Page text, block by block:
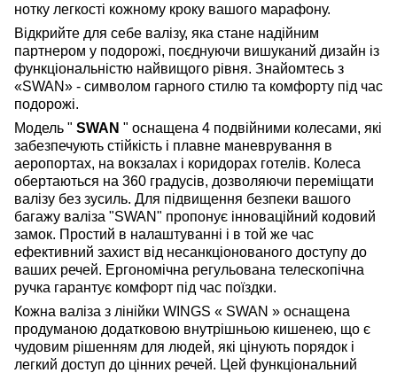
нотку легкості кожному кроку вашого марафону.
Відкрийте для себе валізу, яка стане надійним
партнером у подорожі, поєднуючи вишуканий дизайн із
функціональністю найвищого рівня. Знайомтесь з
«SWAN» - символом гарного стилю та комфорту під час
подорожі.
Модель " SWAN " оснащена 4 подвійними колесами, які
забезпечують стійкість і плавне маневрування в
аеропортах, на вокзалах і коридорах готелів. Колеса
обертаються на 360 градусів, дозволяючи переміщати
валізу без зусиль. Для підвищення безпеки вашого
багажу валіза "SWAN" пропонує інноваційний кодовий
замок. Простий в налаштуванні і в той же час
ефективний захист від несанкціонованого доступу до
ваших речей. Ергономічна регульована телескопічна
ручка гарантує комфорт під час поїздки.
Кожна валіза з лінійки WINGS « SWAN » оснащена
продуманою додатковою внутрішньою кишенею, що є
чудовим рішенням для людей, які цінують порядок і
легкий доступ до цінних речей. Цей функціональний